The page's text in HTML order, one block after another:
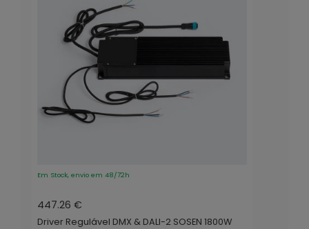
Em Stock, envio em 48/72h
447.26 €
Driver Regulável DMX & DALI-2 SOSEN 1800W